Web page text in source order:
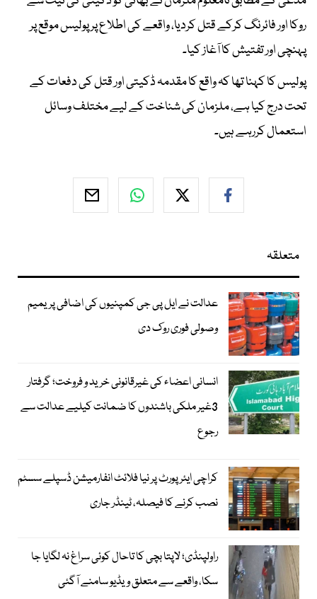
روکا اور فائرنگ کرکے قتل کردیا، واقعے کی اطلاع پر پولیس موقع پر
پہنچی اور تفتیش کا آغاز کیا۔
پولیس کا کہنا تھا کہ واقع کا مقدمہ ڈکیتی اور قتل کی دفعات کے
تحت درج کیا ہے، ملزمان کی شناخت کے لیے مختلف وسائل
استعمال کررہے ہیں۔
متعلقہ
عدالت نے ایل پی جی کمپنیوں کی اضافی پریمیم
وصولی فوری روک دی
انسانی اعضاء کی غیرقانونی خرید و فروخت؛ گرفتار
3غیر ملکی باشندوں کا ضمانت کیلیے عدالت سے
رجوع
کراچی ایئرپورٹ پر نیا فلائٹ انفارمیشن ڈسپلے سسٹم
نصب کرنے کا فیصلہ، ٹینڈر جاری
راولپنڈی؛ لاپتا بچی کا تاحال کوئی سراغ نہ لگایا جا
سکا، واقعے سے متعلق ویڈیو سامنے آگئی